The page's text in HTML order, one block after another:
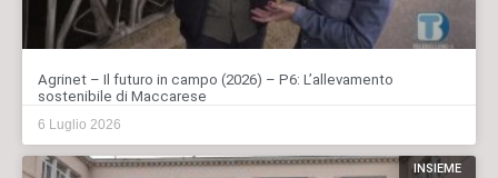
Agrinet – Il futuro in campo (2026) – P6: L’allevamento
sostenibile di Maccarese
6 Luglio 2026
INSIEME